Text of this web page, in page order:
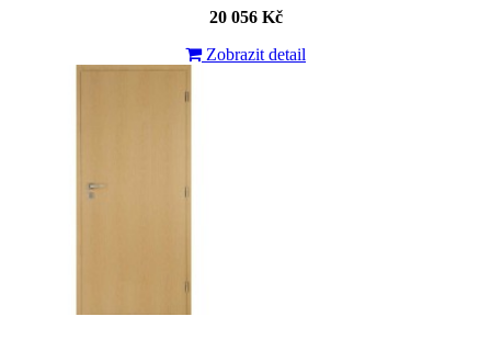
20 056 Kč
Zobrazit detail